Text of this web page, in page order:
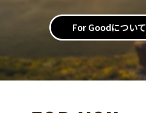
For Goodについて